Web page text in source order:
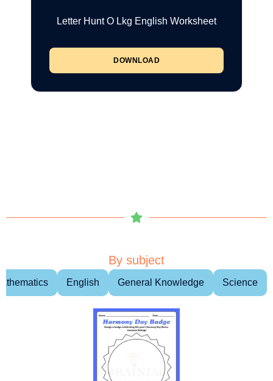
Letter Hunt O Lkg English Worksheet
DOWNLOAD
By subject
English General Knowledge Science